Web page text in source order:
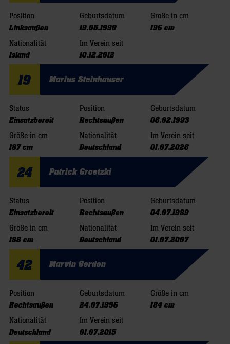
Position
Linksaußen
Geburtsdatum
19.05.1990
Größe in cm
196 cm
Nationalität
Island
Im Verein seit
10.12.2012
19 Marius Steinhauser
Status
Einsatzbereit
Position
Rechtsaußen
Geburtsdatum
06.02.1993
Größe in cm
187 cm
Nationalität
Deutschland
Im Verein seit
01.07.2026
24 Patrick Groetzki
Status
Einsatzbereit
Position
Rechtsaußen
Geburtsdatum
04.07.1989
Größe in cm
188 cm
Nationalität
Deutschland
Im Verein seit
01.07.2007
42 Marvin Gerdon
Position
Rechtsaußen
Geburtsdatum
24.07.1996
Größe in cm
184 cm
Nationalität
Deutschland
Im Verein seit
01.07.2015